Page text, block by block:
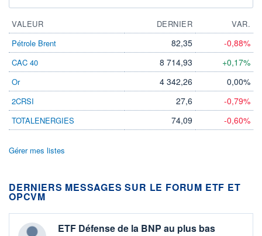
VALEUR DERNIER
VAR.
Pétrole Brent
82,35 -0,88%
CAC 40 8 714,93 +0,17%
Or 4 342,26 0,00%
2CRSI 27,6 -0,79%
TOTALENERGIES 74,09 -0,60%
Gérer mes listes
DERNIERS MESSAGES SUR LE FORUM ETF ET
OPCVM
ETF Défense de la BNP au plus bas